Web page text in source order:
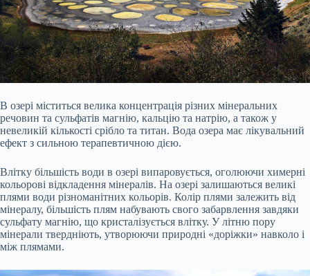
В озері міститься велика концентрація різних мінеральних
речовин та сульфатів магнію, кальцію та натрію, а також у
невеликій кількості срібло та титан. Вода озера має лікувальний
ефект з сильною терапевтичною дією.
Влітку більшість води в озері випаровується, оголюючи химерні
кольорові відкладення мінералів. На озері залишаються великі
плями води різноманітних кольорів. Колір плями залежить від
мінералу, більшість плям набувають свого забарвлення завдяки
сульфату магнію, що кристалізується влітку. У літню пору
мінерали твердніють, утворюючи природні «доріжки» навколо і
між плямами.